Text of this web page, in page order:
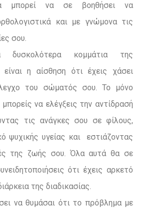
μπορεί να σε βοηθήσει να
και με γνώμονα τις
σου.
κομμάτια της
είναι η αίσθηση ότι έχεις χάσει
του σώματός σου. Το μόνο
μπορείς να ελέγξεις την αντίδρασή
τις ανάγκες σου σε φίλους,
ψυχικής υγείας και εστιάζοντας
της ζωής σου. Όλα αυτά θα σε
ότι έχεις αρκετό
της διαδικασίας.
να θυμάσαι ότι το πρόβλημα με